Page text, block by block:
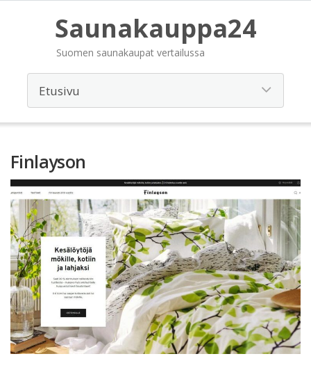
Saunakauppa24
Suomen saunakaupat vertailussa
Finlayson